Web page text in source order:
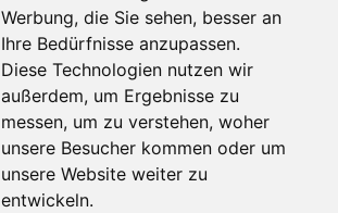
Werbung, die Sie sehen, besser an
Ihre Bedürfnisse anzupassen.
Diese Technologien nutzen wir
außerdem, um Ergebnisse zu
messen, um zu verstehen, woher
unsere Besucher kommen oder um
unsere Website weiter zu
entwickeln.
Leaflet |© OpenStreetMap contributors